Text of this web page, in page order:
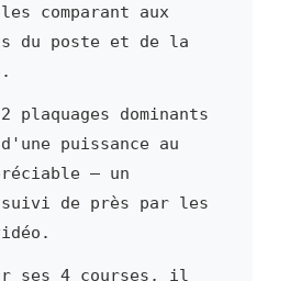
comparant aux
du poste et de la
plaquages dominants
puissance au
— un
de près par les
ses 4 courses, il